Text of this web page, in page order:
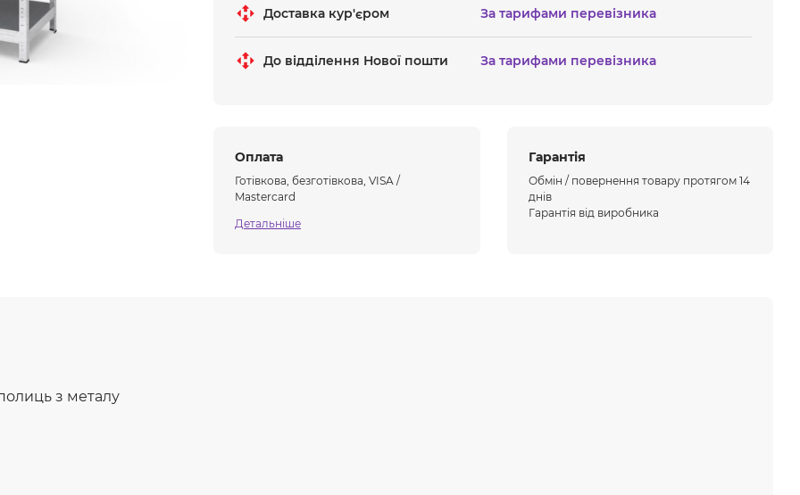
Доставка кур'єром За тарифами перевізника
До відділення Нової пошти За тарифами перевізника
Оплата
Готівкова, безготівкова, VISA /
Mastercard
Детальніше
Гарантія
Обмін / повернення товару протягом 14
днів
Гарантія від виробника
з металу